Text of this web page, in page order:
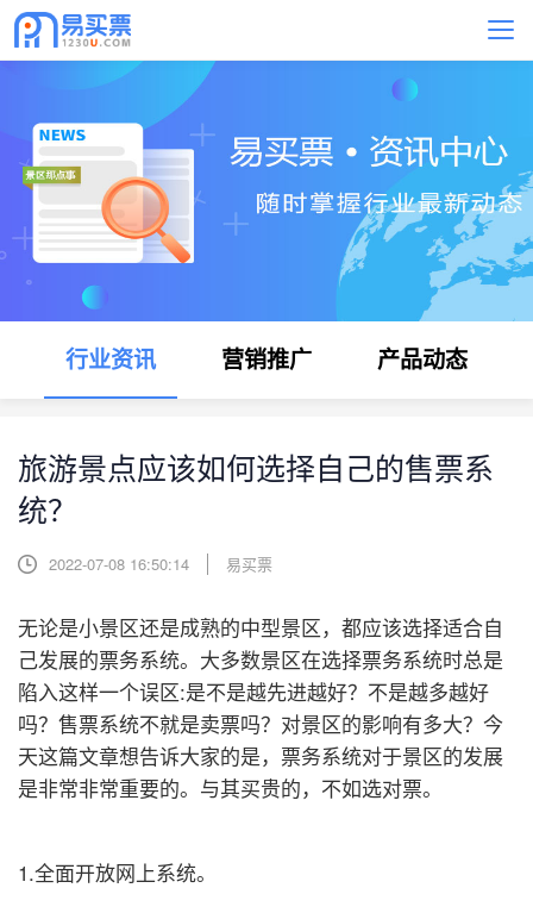
行业资讯 营销推广 产品动态
旅游景点应该如何选择自己的售票系
统？
2022-07-08 16:50:14 易买票
无论是小景区还是成熟的中型景区，都应该选择适合自
己发展的票务系统。大多数景区在选择票务系统时总是
陷入这样一个误区:是不是越先进越好？不是越多越好
吗？售票系统不就是卖票吗？对景区的影响有多大？今
天这篇文章想告诉大家的是，票务系统对于景区的发展
是非常非常重要的。与其买贵的，不如选对票。
1.全面开放网上系统。